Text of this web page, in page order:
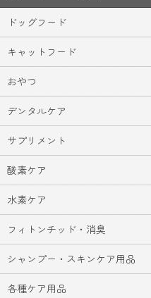
ドッグフード
キャットフード
おやつ
デンタルケア
サプリメント
酸素ケア
水素ケア
フィトンチッド・消臭
シャンプー・スキンケア用品
各種ケア用品